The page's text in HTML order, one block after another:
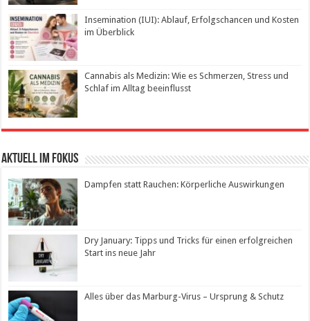
Insemination (IUI): Ablauf, Erfolgschancen und Kosten
im Überblick
Cannabis als Medizin: Wie es Schmerzen, Stress und
Schlaf im Alltag beeinflusst
Aktuell im Fokus
Dampfen statt Rauchen: Körperliche Auswirkungen
Dry January: Tipps und Tricks für einen erfolgreichen
Start ins neue Jahr
Alles über das Marburg-Virus – Ursprung & Schutz